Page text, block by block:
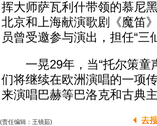
挥大师萨瓦利什带领的慕尼
北京和上海献演歌剧《魔笛
员曾受邀参与演出，担任“三
一晃29年，当“托尔策童
们将继续在欧洲演唱的一项
来演唱巴赫等巴洛克和古典主
(责任编辑：王镜茹)